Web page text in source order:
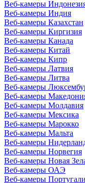
Веб-камеры
Веб-камеры Индия
Веб-камеры Казахстан
Веб-камеры Киргизия
Веб-камеры Канада
Веб-камеры Китай
Веб-камеры Кипр
Веб-камеры Латвия
Веб-камеры Литва
Веб-камеры
Веб-камеры
Веб-камеры Молдавия
Веб-камеры Мексика
Веб-камеры Марокко
Веб-камеры Мальта
Веб-камеры
Веб-камеры Норвегия
Веб-камеры Новая
Веб-камеры ОАЭ
Веб-камеры